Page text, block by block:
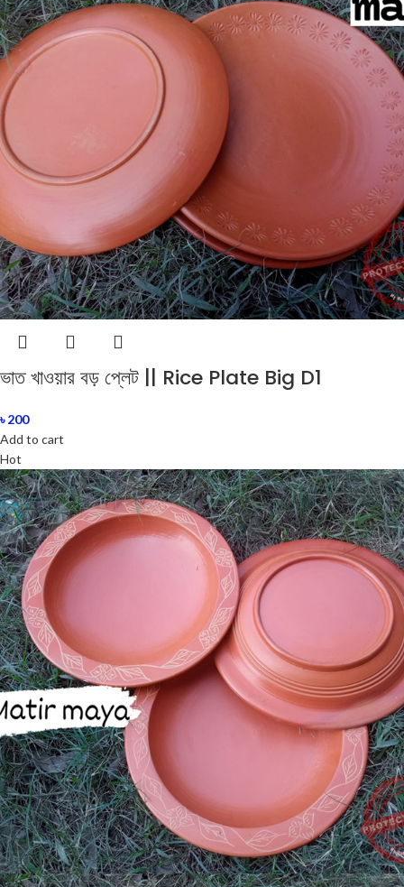
ভাত খাওয়ার বড় প্লেট || Rice Plate Big D1
৳200
Add to cart
Hot